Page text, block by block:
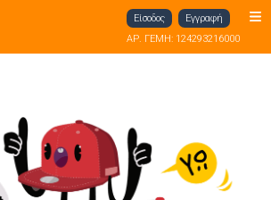
Είσοδος
Εγγραφή
ΑΡ. ΓΕΜΗ: 124293216000